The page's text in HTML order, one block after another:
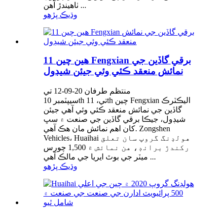
ٺاهيندڙ آهن ...
وڌيڪ پڙهو
11 هين چين Fengxian برقي گاڏين جي
نمائش منعقد ڪئي وئي جيئن شيڊول
منتظم طرفان 20-09-12 تي
سيپٽمبر 10th تي، 11th چين Fengxian اليڪٽرڪ
گاڏين جي نمائش منعقد ڪئي وئي آهي جيئن
شيڊول، جيڪا برقي گاڏين جي صنعت ۾ سڀ
کان اهم نمائش مان هڪ آهي. Zongshen
Vehicles، Huaihai هولڊنگ گروپ سان تعلق
رکندڙ برانڊ، هن نمائش ۾ 1,500 چورس
ميٽر جي بوٿ ايريا جي مالڪ آهي ...
وڌيڪ پڙهو